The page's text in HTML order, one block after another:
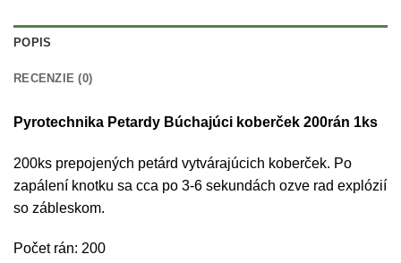
POPIS
RECENZIE (0)
Pyrotechnika Petardy Búchajúci koberček 200rán 1ks
200ks prepojených petárd vytvárajúcich koberček. Po
zapálení knotku sa cca po 3-6 sekundách ozve rad explózií
so zábleskom.
Počet rán: 200